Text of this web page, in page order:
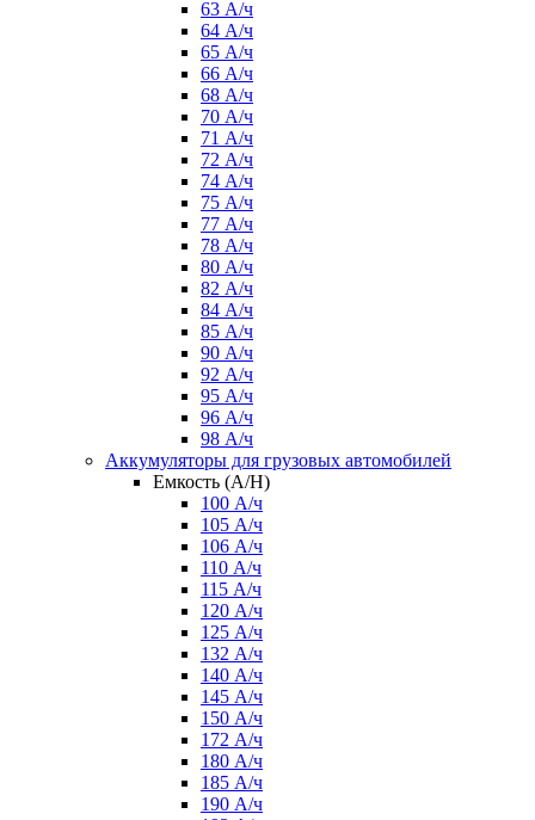
63 А/ч
64 А/ч
65 А/ч
66 А/ч
68 А/ч
70 А/ч
71 А/ч
72 А/ч
74 А/ч
75 А/ч
77 А/ч
78 А/ч
80 А/ч
82 А/ч
84 А/ч
85 А/ч
90 А/ч
92 А/ч
95 А/ч
96 А/ч
98 А/ч
Аккумуляторы для грузовых автомобилей
Емкость (A/H)
100 А/ч
105 А/ч
106 А/ч
110 А/ч
115 А/ч
120 А/ч
125 А/ч
132 А/ч
140 А/ч
145 А/ч
150 А/ч
172 А/ч
180 А/ч
185 А/ч
190 А/ч